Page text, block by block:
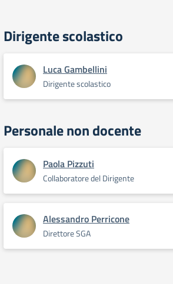
Dirigente scolastico
Luca Gambellini
Dirigente scolastico
Personale non docente
Paola Pizzuti
Collaboratore del Dirigente
Alessandro Perricone
Direttore SGA